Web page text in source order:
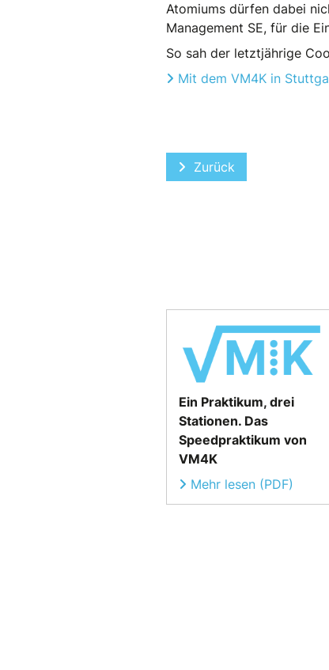
Atomiums dürfen dabei
Management SE, für die
So sah der letztjährige
Mit dem VM4K in
Vorheriger Beitrag:
Zurück
Ein Praktikum, drei
Stationen. Das
Speedpraktikum von
VM4K
Mehr lesen (PDF)